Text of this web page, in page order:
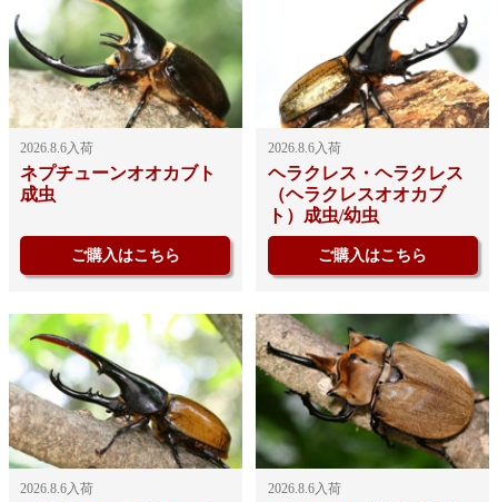
2026.8.6入荷
ネプチューンオオカブト
成虫
ご購入はこちら
2026.8.6入荷
ヘラクレス・ヘラクレス
（ヘラクレスオオカブ
ト）成虫/幼虫
ご購入はこちら
2026.8.6入荷 2026.8.6入荷